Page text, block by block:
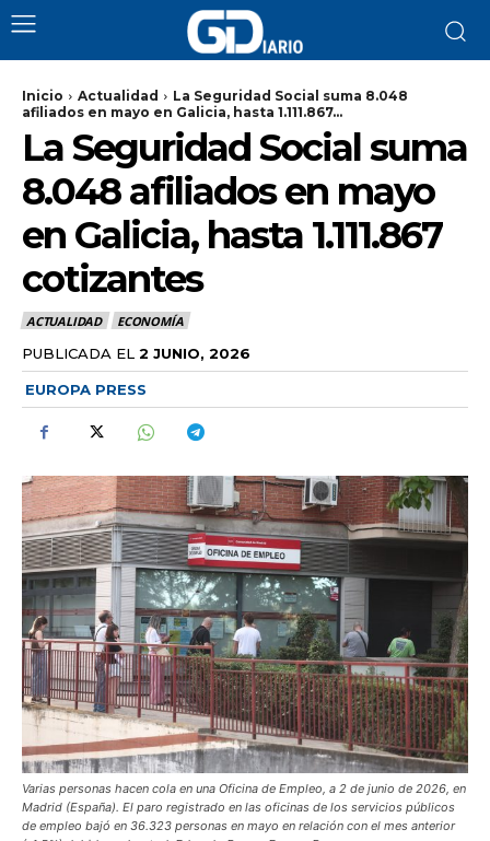
Inicio Actualidad
La Seguridad Social suma 8.048
afiliados en mayo en Galicia, hasta 1.111.867...
La Seguridad Social suma
8.048 afiliados en mayo
en Galicia, hasta 1.111.867
cotizantes
ACTUALIDAD ECONOMÍA
PUBLICADA EL 2 JUNIO, 2026
EUROPA PRESS
Varias personas hacen cola en una Oficina de Empleo, a 2 de junio de 2026, en
Madrid (España). El paro registrado en las oficinas de los servicios públicos
de empleo bajó en 36.323 personas en mayo en relación con el mes anterior